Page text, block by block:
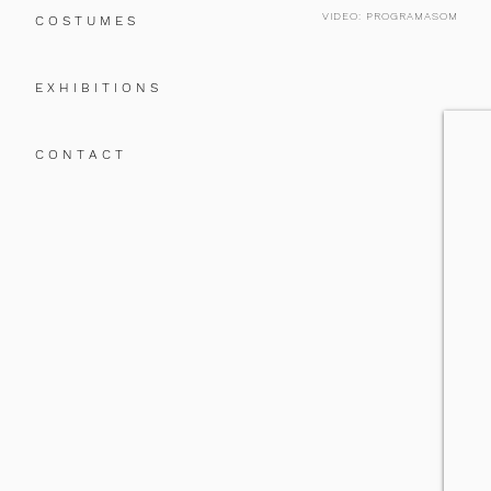
C O S T U M E S
E X H I B I T I O N S
C O N T A C T
VIDEO: PROGRAMASOM